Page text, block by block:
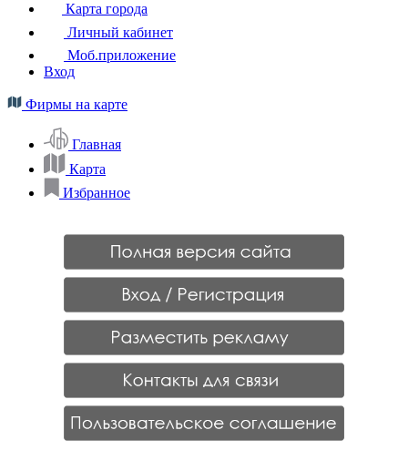
Карта города
Личный кабинет
Моб.приложение
Вход
Фирмы на карте
Главная
Карта
Избранное